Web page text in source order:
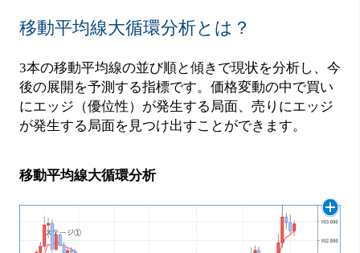
移動平均線大循環分析とは？
3本の移動平均線の並び順と傾きで現状を分析し、今
後の展開を予測する指標です。価格変動の中で買い
にエッジ（優位性）が発生する局面、売りにエッジ
が発生する局面を見つけ出すことができます。
移動平均線大循環分析